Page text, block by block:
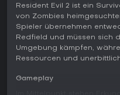
Resident Evil 2 ist ein
von Zombies
Spieler übernehmen
Redfield und müssen sich
Umgebung kämpfen,
Ressourcen und
Gameplay